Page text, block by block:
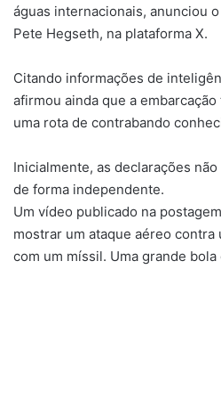
águas internacionais, anunciou
Pete Hegseth, na plataforma X.
Citando informações de
afirmou ainda que a
uma rota de contrabando
Inicialmente, as declarações
de forma independente.
Um vídeo publicado na
mostrar um ataque aéreo
com um míssil. Uma grande